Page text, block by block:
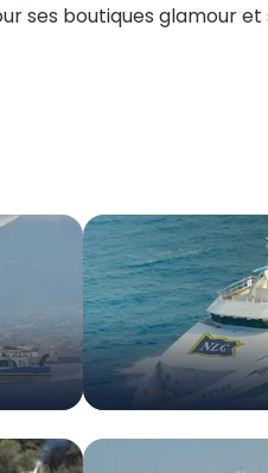
ses boutiques glamour et